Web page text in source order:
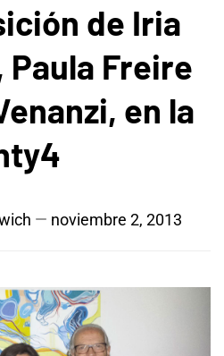
de Iria
Paula Freire
en la
noviembre 2, 2013